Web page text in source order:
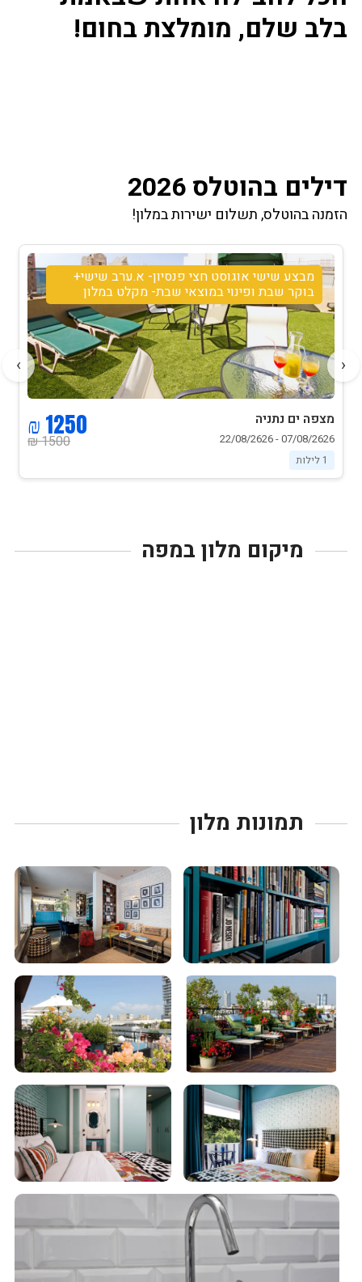
בלב שלם, מומלצת בחום!
דילים בהוטלס 2026
הזמנה בהוטלס, תשלום ישירות במלון!
מבצע שישי אוגוסט חצי פנסיון- א.ערב שישי+
בוקר שבת ופינוי במוצאי שבת- מקלט במלון
מצפה ים נתניה
07/08/2626 - 22/08/2626
1 לילות
1500 ₪
1250 ₪
‹
›
מיקום מלון במפה
תמונות מלון